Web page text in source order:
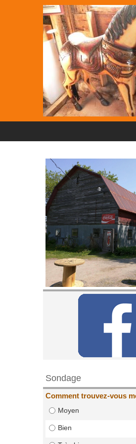
Sondage
Comment trouvez-vous
Moyen
Bien